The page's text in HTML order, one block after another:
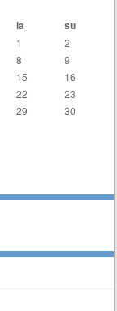
la su
1
2
8
9
15
16
22
23
29
30